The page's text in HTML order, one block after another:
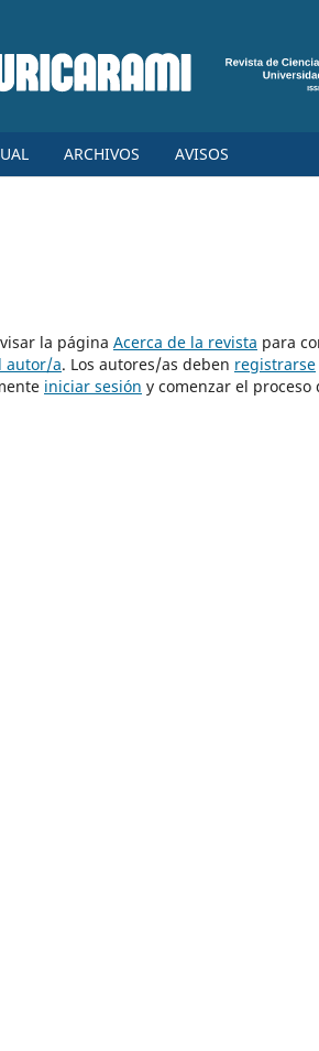
ARCHIVOS AVISOS
la página Acerca de la revista para
autor/a. Los autores/as deben registrarse
iniciar sesión y comenzar el proceso